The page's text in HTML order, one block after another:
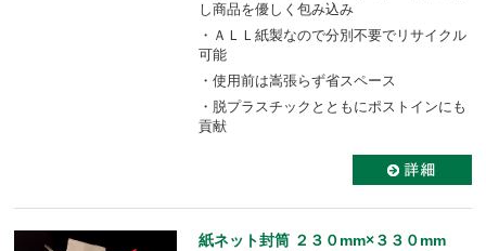
し商品を優しく包み込み
・ＡＬＬ紙製なので分別不要でリサイクル
可能
・使用前は嵩張らず省スペース
・脱プラスチックとともにポストインにも
貢献
紙ネット封筒 ２３０mm×３３０mm